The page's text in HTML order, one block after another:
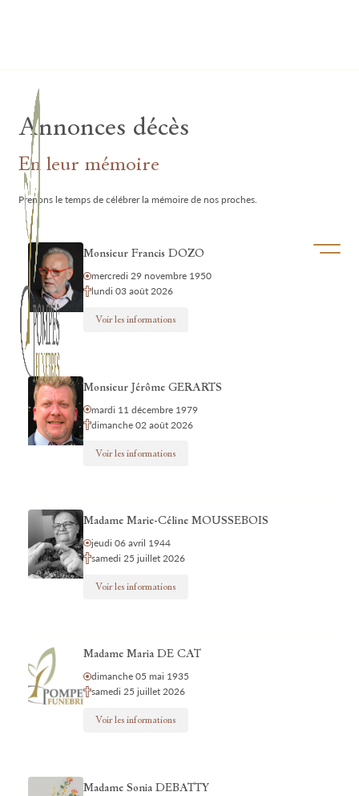
Ouvrir/
Annonces décès
En leur mémoire
Prenons le temps de célébrer la mémoire de nos proches.
Monsieur Francis DOZO
mercredi 29 novembre 1950
lundi 03 août 2026
Voir les informations
Monsieur Jérôme GERARTS
mardi 11 décembre 1979
dimanche 02 août 2026
Voir les informations
Madame Marie-Céline MOUSSEBOIS
jeudi 06 avril 1944
samedi 25 juillet 2026
Voir les informations
Madame Maria DE CAT
dimanche 05 mai 1935
samedi 25 juillet 2026
Voir les informations
Madame Sonia DEBATTY